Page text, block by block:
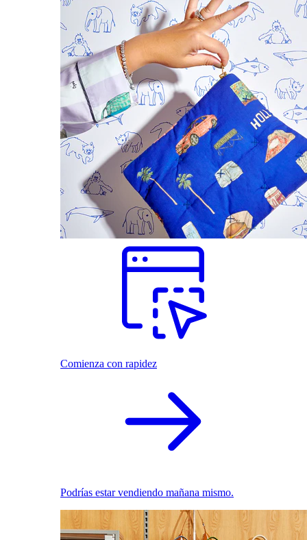
Comienza con rapidez
Podrías estar vendiendo mañana mismo.